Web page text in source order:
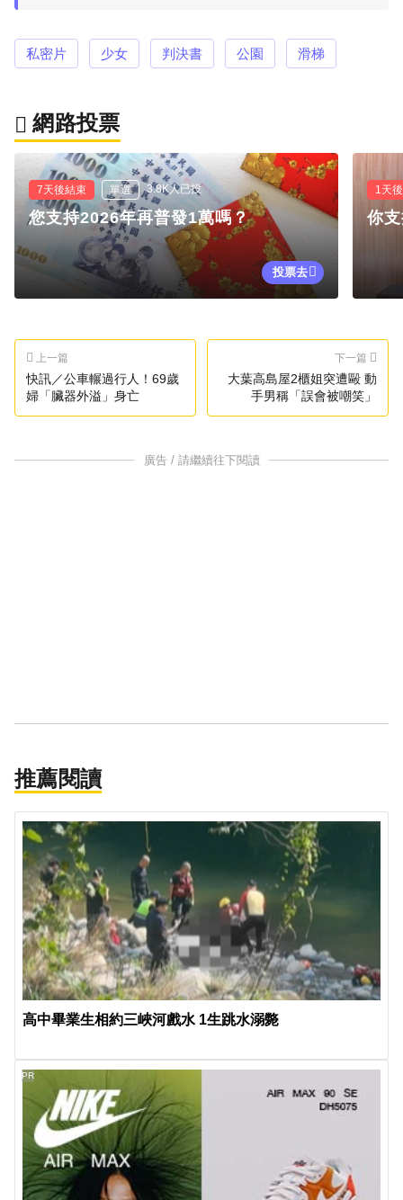
私密片 少女 判決書 公園 滑梯
網路投票
7天後結束 單選 3.8K人已投
您支持2026年再普發1萬嗎？
投票去
1天
你
上一篇
快訊／公車輾過行人！69歲
婦「臟器外溢」身亡
下一篇
大葉高島屋2櫃姐突遭毆 動
手男稱「誤會被嘲笑」
廣告 / 請繼續往下閱讀
推薦閱讀
高中畢業生相約三峽河戲水 1生跳水溺斃
PR